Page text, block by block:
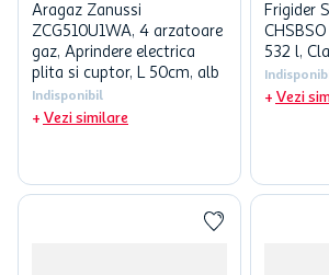
Aragaz Zanussi
ZCG510U1WA, 4 arzatoare
gaz, Aprindere electrica
plita si cuptor, L 50cm, alb
Indisponibil
Vezi similare
Frigider
532 l,
Vezi